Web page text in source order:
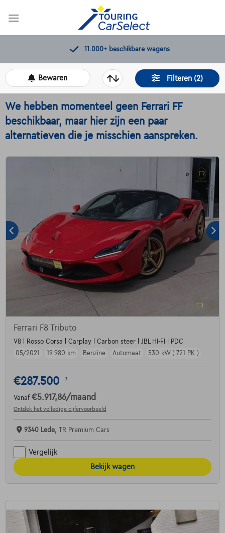
11.000+beschikbare wagens
Filteren (2)
Bewaren
We hebben momenteel geen Ferrari FF
beschikbaar, maar hier zijn een paar
alternatieven die je misschien aanspreken.
Ferrari F8 Tributo
V8 l Rosso Corsa l Carplay l Carbon steer l JBL HI-FI l PDC
05/2021
19.980 km Benzine Automaat 530 kW ( 721 PK )
€287.500 1
Vanaf €5.917,86/maand
Ontdek het volledige cijfervoorbeeld
9340 Lede, TR Premium Cars
Vergelijk
Bekijk wagen